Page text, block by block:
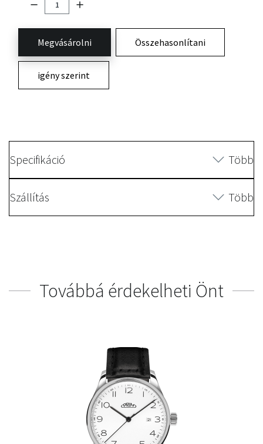
Megvásárolni Összehasonlítani
igény szerint
Specifikáció Több
Szállítás Több
Továbbá érdekelheti Önt